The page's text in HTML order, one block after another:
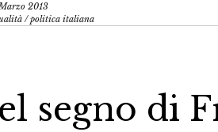
2013
/politica italiana
segno di